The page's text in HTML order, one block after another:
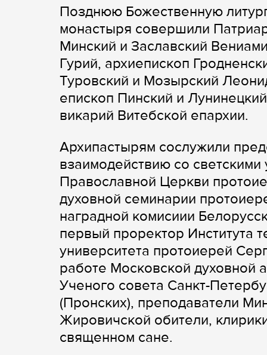
Позднюю Божественную
монастыря совершили
Минский и Заславский
Гурий, архиепископ
Туровский и Мозырский
епископ Пинский и
викарий Витебской епархии.
Архипастырям сослужили
взаимодействию со
Православной Церкви
духовной семинарии
наградной комисиии
первый проректор Института
университета протоиерей
работе Московской духовной
Ученого совета Санкт-
(Пронских), преподаватели
Жировичской обители,
священном сане.